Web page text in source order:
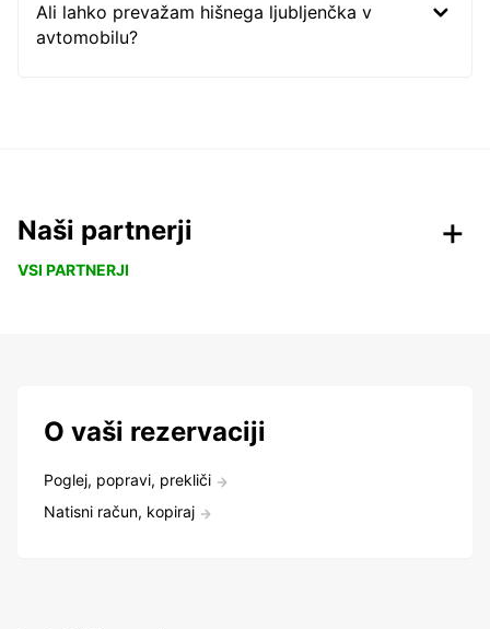
Ali lahko prevažam hišnega ljubljenčka v
avtomobilu?
Naši partnerji
VSI PARTNERJI
O vaši rezervaciji
Poglej, popravi, prekliči
Natisni račun, kopiraj